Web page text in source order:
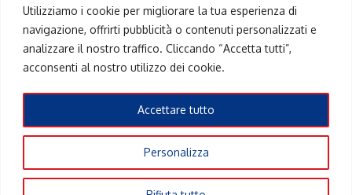
Utilizziamo i cookie per migliorare la tua esperienza di
navigazione, offrirti pubblicità o contenuti personalizzati e
analizzare il nostro traffico. Cliccando “Accetta tutti”,
acconsenti al nostro utilizzo dei cookie.
Personalizza
Accettare tutto
Link Utili
Info Pubblicità elettorale
Copyright © 2026 Tutti i diritti riservati | Powered by